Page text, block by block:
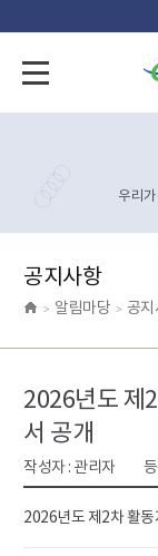
우리
공지사항
> 알림마당 > 공지
2026년도 제
서 공개
작성자 : 관리자
2026년도 제2차 활동